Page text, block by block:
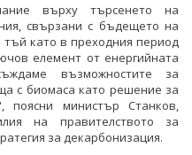
върху търсенето на
свързани с бъдещето на
като в преходния период
елемент от енергийната
възможностите за
с биомаса като решение за
поясни министър Станков,
на правителството за
за декарбонизация.